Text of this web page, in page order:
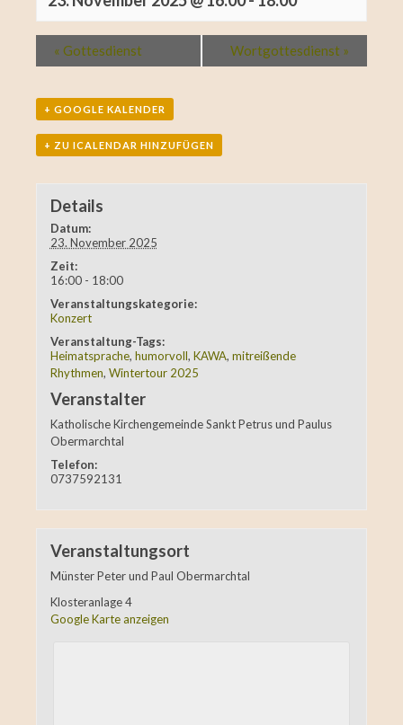
« Gottesdienst Wortgottesdienst »
+ GOOGLE KALENDER
+ ZU ICALENDAR HINZUFÜGEN
Details
Datum:
23. November 2025
Zeit:
16:00 - 18:00
Veranstaltungskategorie:
Konzert
Veranstaltung-Tags:
Heimatsprache, humorvoll, KAWA, mitreißende
Rhythmen, Wintertour 2025
Veranstalter
Katholische Kirchengemeinde Sankt Petrus und Paulus
Obermarchtal
Telefon:
0737592131
Veranstaltungsort
Münster Peter und Paul Obermarchtal
Klosteranlage 4
Google Karte anzeigen